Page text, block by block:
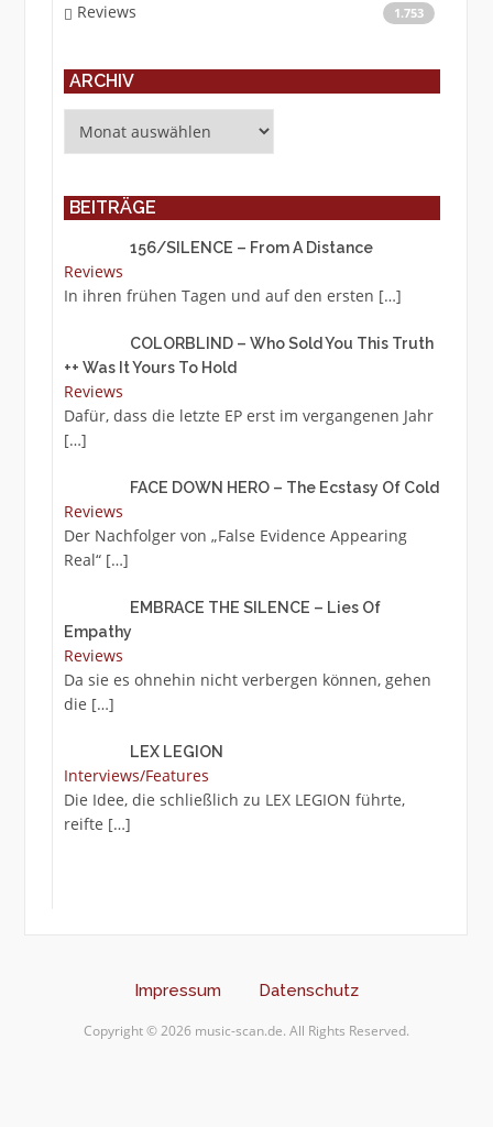
Reviews 1.753
ARCHIV
BEITRÄGE
156/SILENCE – From A Distance
Reviews
In ihren frühen Tagen und auf den ersten […]
COLORBLIND – Who Sold You This Truth
++ Was It Yours To Hold
Reviews
Dafür, dass die letzte EP erst im vergangenen Jahr
[…]
FACE DOWN HERO – The Ecstasy Of Cold
Reviews
Der Nachfolger von „False Evidence Appearing
Real“ […]
EMBRACE THE SILENCE – Lies Of
Empathy
Reviews
Da sie es ohnehin nicht verbergen können, gehen
die […]
LEX LEGION
Interviews/Features
Die Idee, die schließlich zu LEX LEGION führte,
reifte […]
Impressum Datenschutz
Copyright © 2026 music-scan.de. All Rights Reserved.